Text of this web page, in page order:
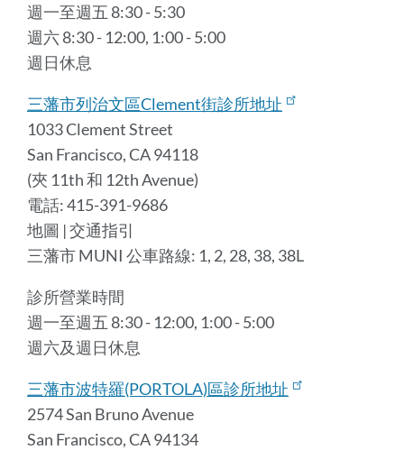
週一至週五 8:30 - 5:30
週六 8:30 - 12:00, 1:00 - 5:00
週日休息
三藩市列治文區Clement街診所地址
1033 Clement Street
San Francisco, CA 94118
(夾 11th 和 12th Avenue)
電話: 415-391-9686
地圖 | 交通指引
三藩市 MUNI 公車路線: 1, 2, 28, 38, 38L
診所營業時間
週一至週五 8:30 - 12:00, 1:00 - 5:00
週六及週日休息
三藩市波特羅(PORTOLA)區診所地址
2574 San Bruno Avenue
San Francisco, CA 94134